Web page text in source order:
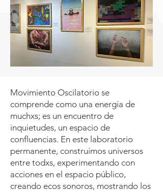
Movimiento Oscilatorio se
comprende como una energía de
muchxs; es un encuentro de
inquietudes, un espacio de
confluencias. En este laboratorio
permanente, construímos universos
entre todxs, experimentando con
acciones en el espacio público,
creando ecos sonoros, mostrando los